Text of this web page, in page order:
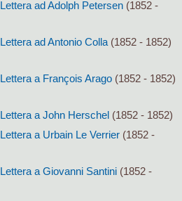
Lettera ad Adolph Petersen (1852 -
Lettera ad Antonio Colla (1852 - 1852)
Lettera a François Arago (1852 - 1852)
Lettera a John Herschel (1852 - 1852)
Lettera a Urbain Le Verrier (1852 -
Lettera a Giovanni Santini (1852 -